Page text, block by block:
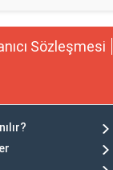
Sözleşmesi